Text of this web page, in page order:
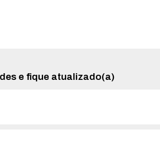
e fique atualizado(a)